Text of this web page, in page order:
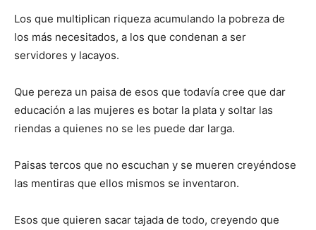
Los que multiplican riqueza acumulando la pobreza de
los más necesitados, a los que condenan a ser
servidores y lacayos.
Que pereza un paisa de esos que todavía cree que dar
educación a las mujeres es botar la plata y soltar las
riendas a quienes no se les puede dar larga.
Paisas tercos que no escuchan y se mueren creyéndose
las mentiras que ellos mismos se inventaron.
Esos que quieren sacar tajada de todo, creyendo que